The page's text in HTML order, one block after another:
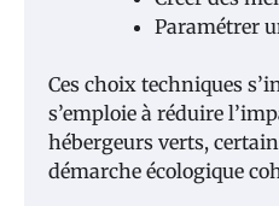
Paramétrer
Ces choix techniques
s’emploie à réduire
hébergeurs verts,
démarche écologique